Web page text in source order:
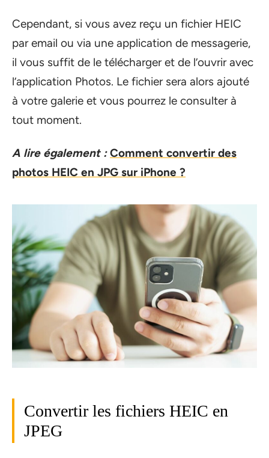
Cependant, si vous avez reçu un fichier HEIC
par email ou via une application de messagerie,
il vous suffit de le télécharger et de l’ouvrir avec
l’application Photos. Le fichier sera alors ajouté
à votre galerie et vous pourrez le consulter à
tout moment.
A lire également : Comment convertir des
photos HEIC en JPG sur iPhone ?
Convertir les fichiers HEIC en
JPEG